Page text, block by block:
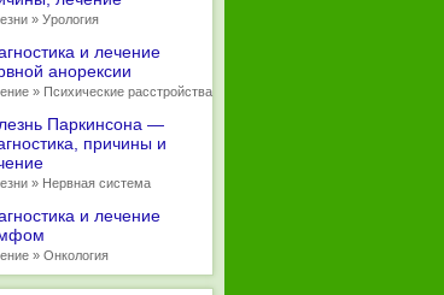
» Урология
и лечение
анорексии
» Психические расстройства
Паркинсона —
причины и
» Нервная система
и лечение
» Онкология